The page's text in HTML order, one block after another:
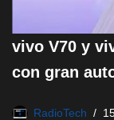
vivo V70 y
con gran
RadioTech